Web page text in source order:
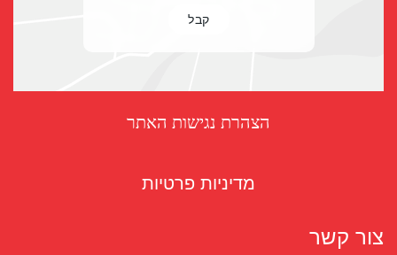
קבל
הצהרת נגישות האתר
מדיניות פרטיות
צור קשר